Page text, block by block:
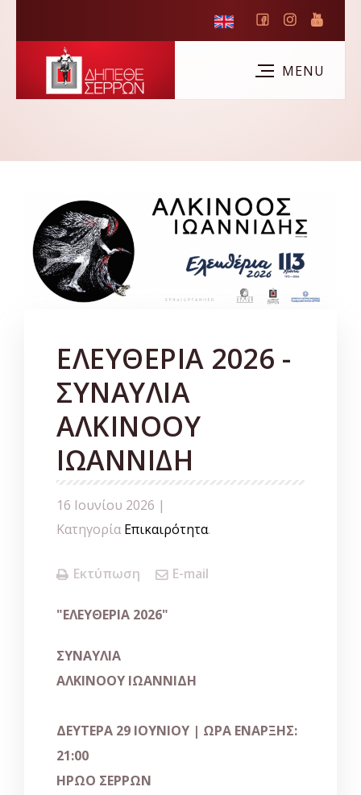
ΕΛΕΥΘΕΡΙΑ 2026 -
ΣΥΝΑΥΛΙΑ
ΑΛΚΙΝΟΟΥ
ΙΩΑΝΝΙΔΗ
16 Ιουνίου 2026 |
Κατηγορία Επικαιρότητα.
Εκτύπωση E-mail
"ΕΛΕΥΘΕΡΙΑ 2026"
ΣΥΝΑΥΛΙΑ
ΑΛΚΙΝΟΟΥ ΙΩΑΝΝΙΔΗ
ΔΕΥΤΕΡΑ 29 ΙΟΥΝΙΟΥ | ΩΡΑ ΕΝΑΡΞΗΣ:
21:00
ΗΡΩΟ ΣΕΡΡΩΝ